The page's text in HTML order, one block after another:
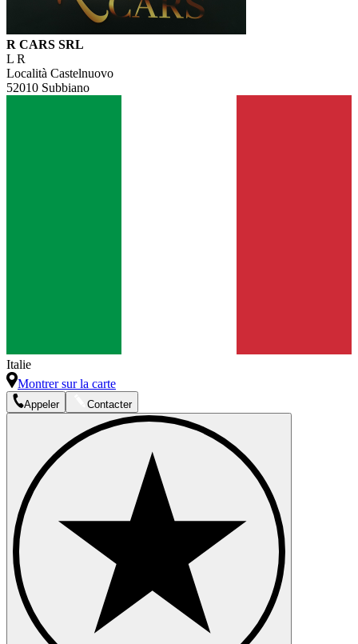
R CARS SRL
L R
Località Castelnuovo
52010 Subbiano
Italie
Montrer sur la carte
Appeler Contacter